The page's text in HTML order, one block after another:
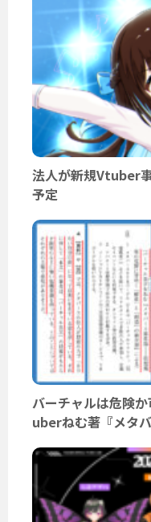
法人が新規Vtuber
予定
バーチャルは危険
uberねむ著『メタ